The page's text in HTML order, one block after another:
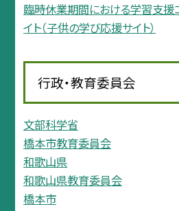
臨時休業期間における学習支援
イト（子供の学び応援サイト）
行政・教育委員会
文部科学省
橋本市教育委員会
和歌山県
和歌山県教育委員会
橋本市